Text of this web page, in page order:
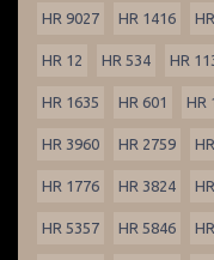
HR 9027 HR 1416
HR 12 HR 534 HR
HR 1635 HR 601 HR
HR 3960 HR 2759
HR 1776 HR 3824
HR 5357 HR 5846